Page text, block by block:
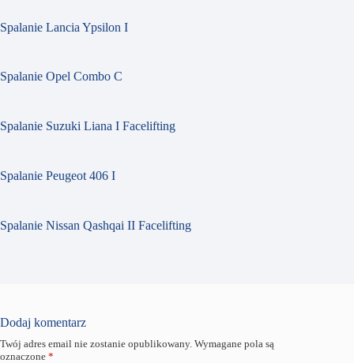
Spalanie Lancia Ypsilon I
Spalanie Opel Combo C
Spalanie Suzuki Liana I Facelifting
Spalanie Peugeot 406 I
Spalanie Nissan Qashqai II Facelifting
Dodaj komentarz
Twój adres email nie zostanie opublikowany. Wymagane pola są
oznaczone *